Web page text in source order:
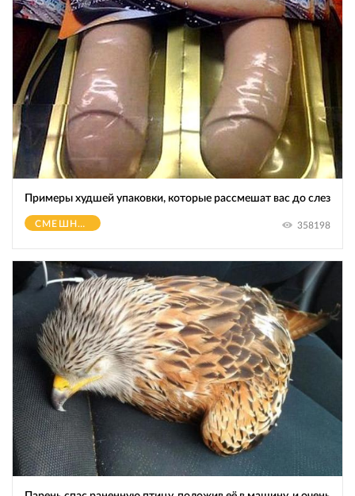
Примеры худшей упаковки, которые рассмешат вас до слез
СМЕШНОЕ 358198